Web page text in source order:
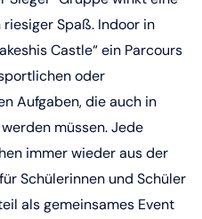
Spaß. Indoor in
Castle“ ein Parcours
oder
Aufgaben, die auch in
müssen. Jede
immer wieder aus der
Schülerinnen und Schüler
als gemeinsames Event